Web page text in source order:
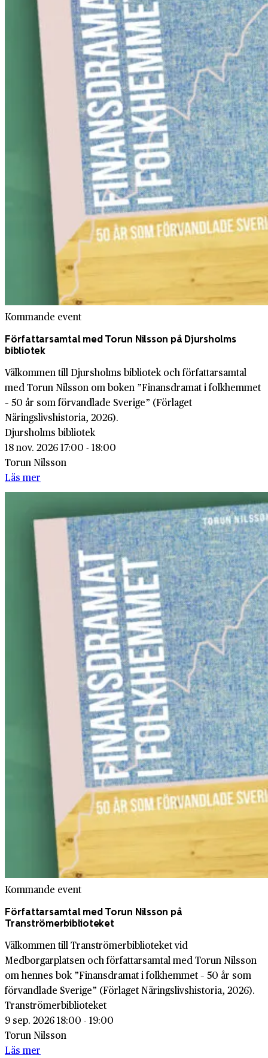
Kommande event
Författarsamtal med Torun Nilsson på Djursholms
bibliotek
Välkommen till Djursholms bibliotek och författarsamtal
med Torun Nilsson om boken ”Finansdramat i folkhemmet
– 50 år som förvandlade Sverige” (Förlaget
Näringslivshistoria, 2026).
Djursholms bibliotek
18 nov. 2026 17:00 - 18:00
Torun Nilsson
Läs mer
Kommande event
Författarsamtal med Torun Nilsson på
Tranströmerbiblioteket
Välkommen till Tranströmerbiblioteket vid
Medborgarplatsen och författarsamtal med Torun Nilsson
om hennes bok ”Finansdramat i folkhemmet – 50 år som
förvandlade Sverige” (Förlaget Näringslivshistoria, 2026).
Tranströmerbiblioteket
9 sep. 2026 18:00 - 19:00
Torun Nilsson
Läs mer